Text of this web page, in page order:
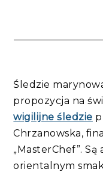
Śledzie
propozycja na
wigilijne śledzie
Chrzanowska,
„MasterChef”.
orientalnym